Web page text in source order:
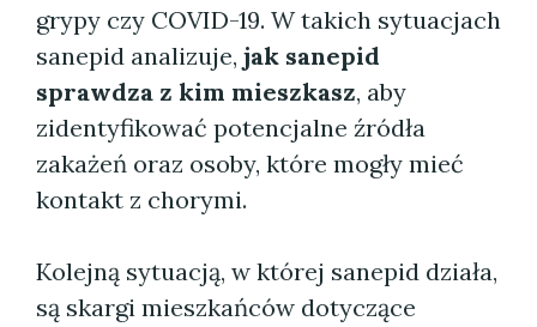
grypy czy COVID-19. W takich sytuacjach
sanepid analizuje, jak sanepid
sprawdza z kim mieszkasz, aby
zidentyfikować potencjalne źródła
zakażeń oraz osoby, które mogły mieć
kontakt z chorymi.
Kolejną sytuacją, w której sanepid działa,
są skargi mieszkańców dotyczące